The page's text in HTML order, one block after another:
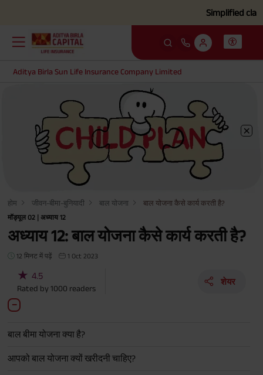
Simplified claim
Aditya Birla Sun Life Insurance Company Limited
होम जीवन-बीमा-बुनियादी बाल योजना बाल योजना कैसे कार्य करती है?
मॉड्यूल 02 | अध्याय 12
अध्याय 12: बाल योजना कैसे कार्य करती है?
12 मिनट में पढ़ें 1 Oct 2023
★ 4.5
Rated by 1000 readers
शेयर
बाल बीमा योजना क्या है?
आपको बाल योजना क्यों खरीदनी चाहिए?